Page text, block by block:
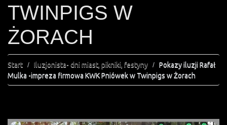
TWINPIGS W
ŻORACH
Start Iluzjonista- dni miast, pikniki, festyny
Pokazy iluzji Rafał
Mulka -impreza firmowa KWK Pniówek w Twinpigs w Żorach